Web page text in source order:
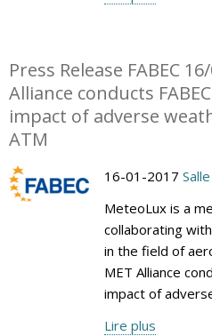
Press Release FABEC
Alliance conducts
impact of adverse
ATM
16-01-2017
MeteoLux is a
collaborating
in the field of
MET Alliance
impact of
Lire plus